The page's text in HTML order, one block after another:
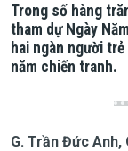
Trong số hàng
tham dự Ngày
hai ngàn người
năm chiến tranh.
G. Trần Đức Anh,